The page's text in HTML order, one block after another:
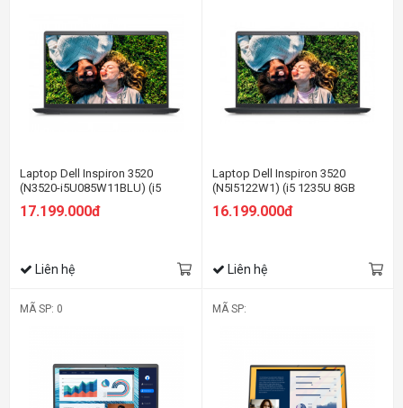
Laptop Dell Inspiron 3520
(N3520-i5U085W11BLU) (i5
SSD/15.6 inch
17.199.000đ
Liên hệ
Laptop Dell Inspiron 3520
(N5I5122W1) (i5 1235U 8GB
FHD/Win11/OfficeHS21/Đen)
16.199.000đ
Liên hệ
MÃ SP: 0 MÃ SP: